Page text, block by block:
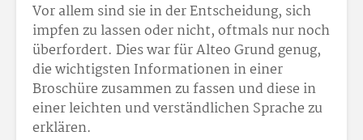
Vor allem sind sie in der Entscheidung, sich
impfen zu lassen oder nicht, oftmals nur noch
überfordert. Dies war für Alteo Grund genug,
die wichtigsten Informationen in einer
Broschüre zusammen zu fassen und diese in
einer leichten und verständlichen Sprache zu
erklären.